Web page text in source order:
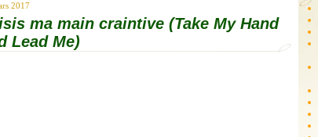
2017
ma main craintive (Take My Hand
Lead Me)